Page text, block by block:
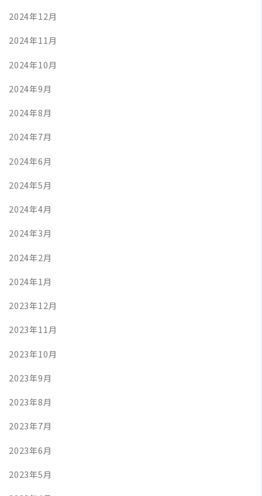
2024年12月
2024年11月
2024年10月
2024年9月
2024年8月
2024年7月
2024年6月
2024年5月
2024年4月
2024年3月
2024年2月
2024年1月
2023年12月
2023年11月
2023年10月
2023年9月
2023年8月
2023年7月
2023年6月
2023年5月